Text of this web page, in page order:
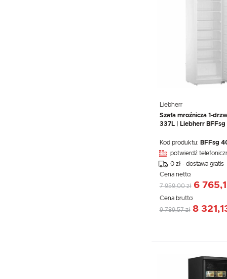
Liebherr
Szafa mroźnicza 1-
337L | Liebherr BFFsg
Kod produktu: BFFsg
potwierdź
0 zł - dostawa gratis
Cena netto:
7 959,00 zł 6
Cena brutto:
9 789,57 zł 8